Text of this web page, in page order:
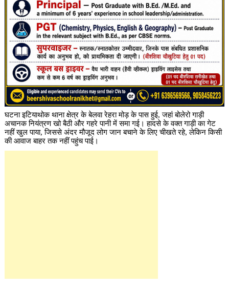
घटना इटियाथोक थाना क्षेत्र के बेलवा रेहरा मोड़ के पास हुई, जहां बोलेरो गाड़ी
अचानक नियंत्रण खो बैठी और गहरे पानी में समा गई। हादसे के वक्त गाड़ी का गेट
नहीं खुल पाया, जिससे अंदर मौजूद लोग जान बचाने के लिए चीखते रहे, लेकिन किसी
की आवाज बाहर तक नहीं पहुंच पाई।